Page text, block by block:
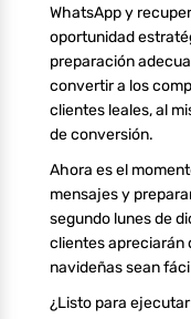
WhatsApp y
oportunidad
preparación
convertir a los
clientes leales, al
de conversión.
Ahora es el
mensajes y
segundo lunes de
clientes apreciarán
navideñas sean
¿Listo para